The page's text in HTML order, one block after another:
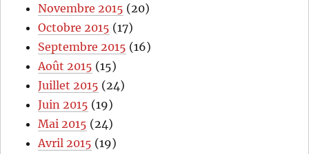
Novembre 2015 (20)
Octobre 2015 (17)
Septembre 2015 (16)
Août 2015 (15)
Juillet 2015 (24)
Juin 2015 (19)
Mai 2015 (24)
Avril 2015 (19)